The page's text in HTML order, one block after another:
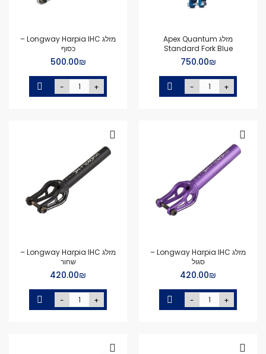
מזלג Apex Quantum
Standard Fork Blue
₪‏750.00
- +
מזלג Longway Harpia IHC –
כסוף
₪‏500.00
- +
מזלג Longway Harpia IHC –
סגול
₪‏420.00
- +
מזלג Longway Harpia IHC –
שחור
₪‏420.00
- +